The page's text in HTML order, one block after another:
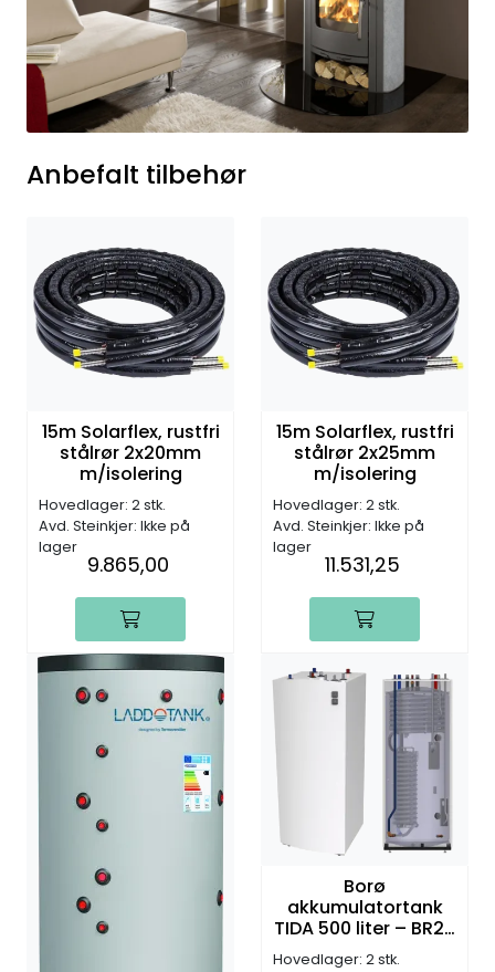
Anbefalt tilbehør
15m Solarflex, rustfri
stålrør 2x20mm
m/isolering
Hovedlager: 2 stk.
Avd. Steinkjer: Ikke på
lager
9.865,00
15m Solarflex, rustfri
stålrør 2x25mm
m/isolering
Hovedlager: 2 stk.
Avd. Steinkjer: Ikke på
lager
11.531,25
Borø
akkumulatortank
TIDA 500 liter – BR25
rustfri spiral Ø22mm
Hovedlager: 2 stk.